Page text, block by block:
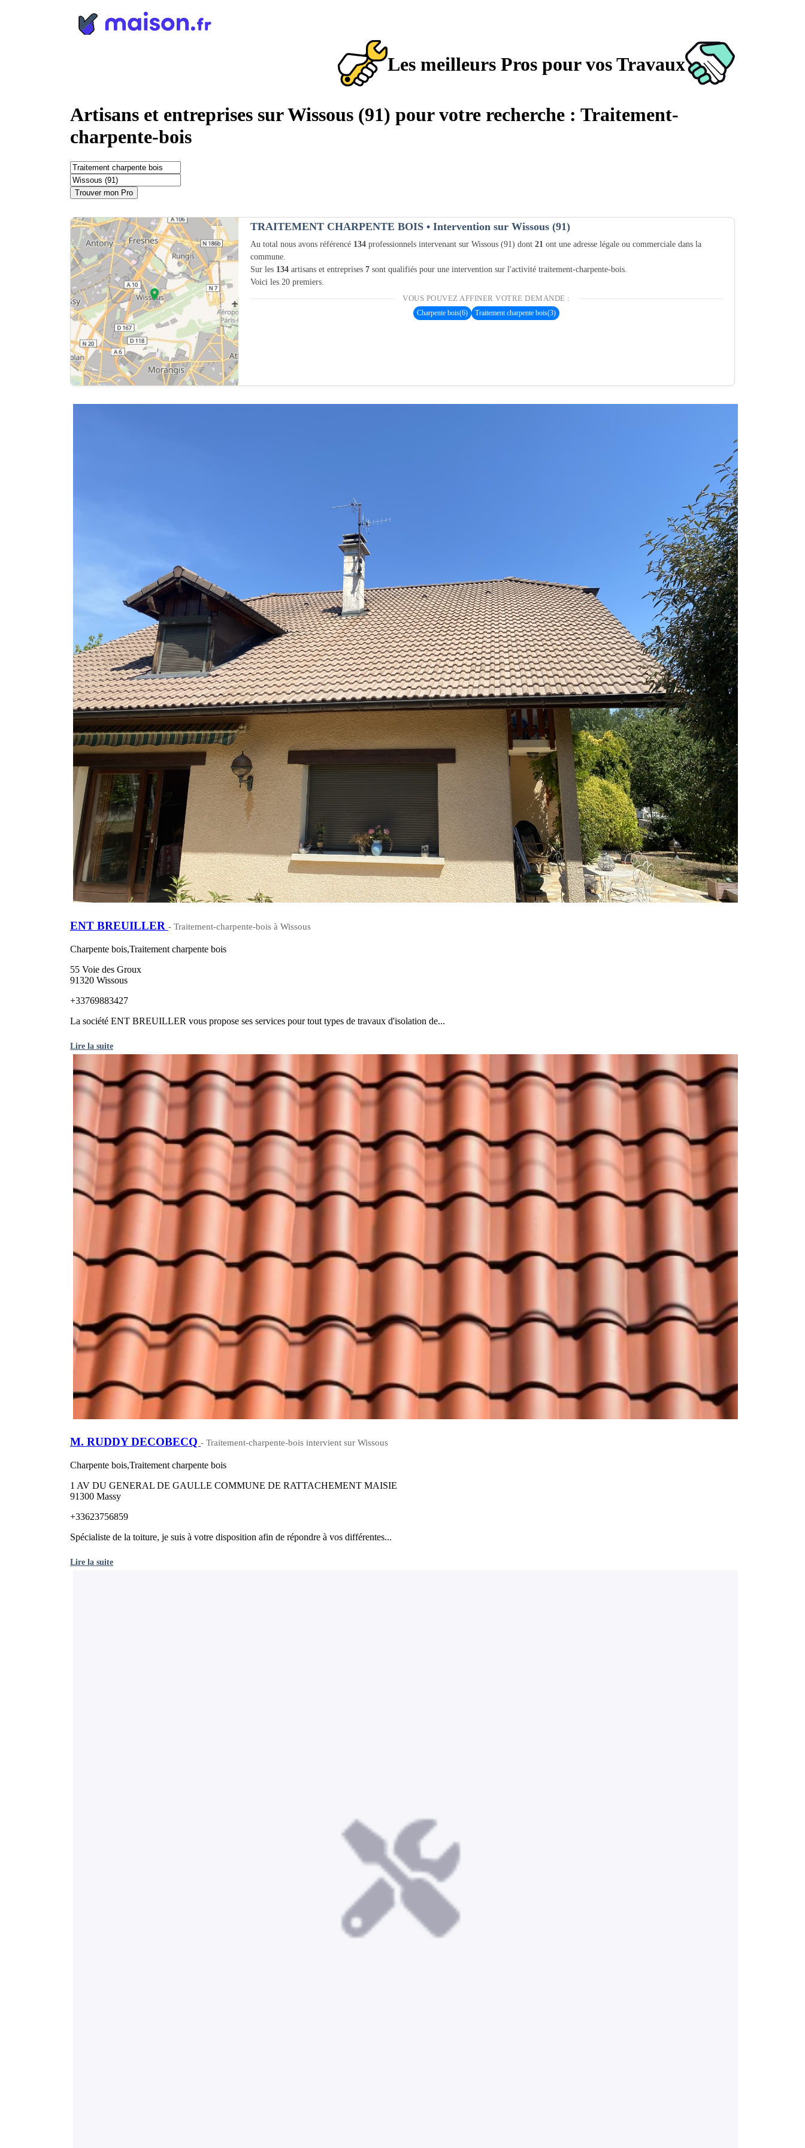
Les meilleurs Pros pour vos Travaux
Artisans et entreprises sur Wissous (91) pour votre recherche : Traitement-
charpente-bois
Trouver mon Pro
TRAITEMENT CHARPENTE BOIS • Intervention sur Wissous (91)
Au total nous avons référencé 134 professionnels intervenant sur Wissous (91) dont 21 ont une adresse légale ou commerciale dans la
commune.
Sur les 134 artisans et entreprises 7 sont qualifiés pour une intervention sur l'activité traitement-charpente-bois.
Voici les 20 premiers.
VOUS POUVEZ AFFINER VOTRE DEMANDE :
Charpente bois(6) Traitement charpente bois(3)
ENT BREUILLER - Traitement-charpente-bois à Wissous
Charpente bois,Traitement charpente bois
55 Voie des Groux
91320 Wissous
+33769883427
La société ENT BREUILLER vous propose ses services pour tout types de travaux d'isolation de...
Lire la suite
M. RUDDY DECOBECQ - Traitement-charpente-bois intervient sur Wissous
Charpente bois,Traitement charpente bois
1 AV DU GENERAL DE GAULLE COMMUNE DE RATTACHEMENT MAISIE
91300 Massy
+33623756859
Spécialiste de la toiture, je suis à votre disposition afin de répondre à vos différentes...
Lire la suite